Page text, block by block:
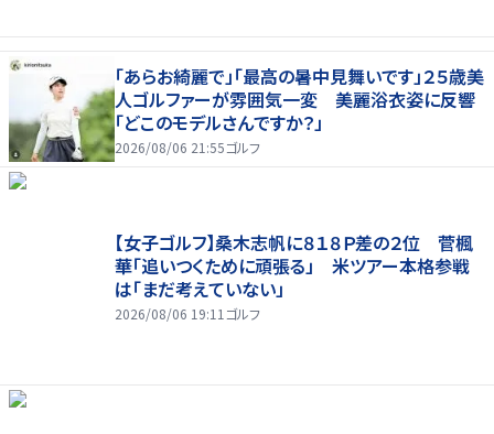
「あらお綺麗で」「最高の暑中見舞いです」２５歳美
人ゴルファーが雰囲気一変 美麗浴衣姿に反響
「どこのモデルさんですか？」
2026/08/06 21:55ゴルフ
【女子ゴルフ】桑木志帆に８１８Ｐ差の２位 菅楓
華「追いつくために頑張る」 米ツアー本格参戦
は「まだ考えていない」
2026/08/06 19:11 ゴルフ